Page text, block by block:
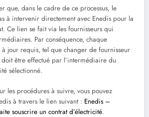
que, dans le cadre de ce processus, le
à intervenir directement avec Enedis pour la
Ce lien se fait via les fournisseurs qui
Par conséquence, chaque
jour requis, tel que changer de fournisseur
être effectué par l’intermédiaire du
sélectionné.
les procédures à suivre, vous pouvez
à travers le lien suivant : Enedis –
souscrire un contrat d’électricité.